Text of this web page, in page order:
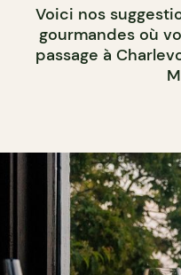
Voici nos
gourmandes où
passage à